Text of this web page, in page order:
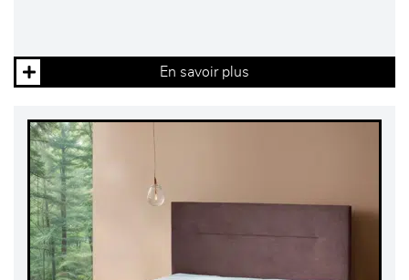
En savoir plus